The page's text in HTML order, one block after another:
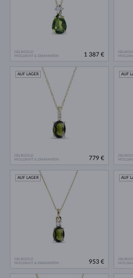
GELBGOLD
MOLDAVIT & DIAMANTEN
1 387 €
GELBGOLD
MOLDAVIT & DIAMANTEN
AUF LAGER
779 €
AUF
GELBGOLD
MOLDAVIT & DIAMANTEN
AUF LAGER
953 €
AUF